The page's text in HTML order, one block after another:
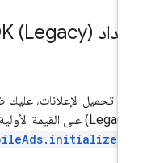
(Legacy)
تحميل الإعلانات، عليك
على القيمة الأولية